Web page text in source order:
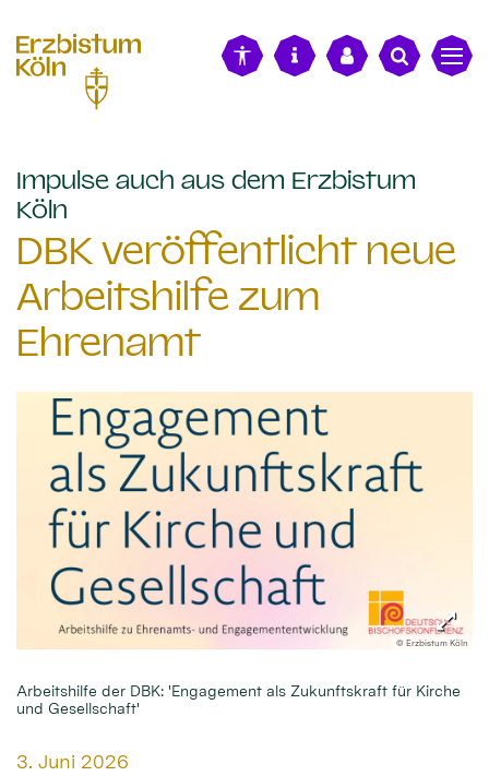
Impulse auch aus dem Erzbistum
Köln
DBK veröffentlicht neue
Arbeitshilfe zum
Ehrenamt
© Erzbistum Köln
Arbeitshilfe der DBK: 'Engagement als Zukunftskraft für Kirche
und Gesellschaft'
Datum:
3. Juni 2026